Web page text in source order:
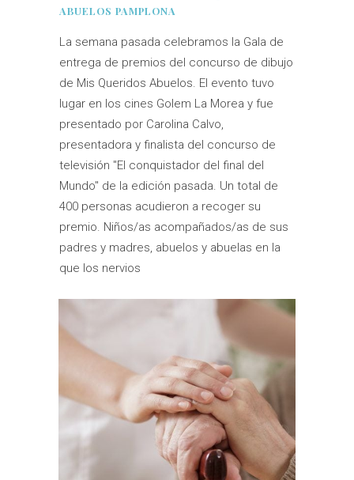
ABUELOS PAMPLONA
La semana pasada celebramos la Gala de
entrega de premios del concurso de dibujo
de Mis Queridos Abuelos. El evento tuvo
lugar en los cines Golem La Morea y fue
presentado por Carolina Calvo,
presentadora y finalista del concurso de
televisión "El conquistador del final del
Mundo" de la edición pasada. Un total de
400 personas acudieron a recoger su
premio. Niños/as acompañados/as de sus
padres y madres, abuelos y abuelas en la
que los nervios